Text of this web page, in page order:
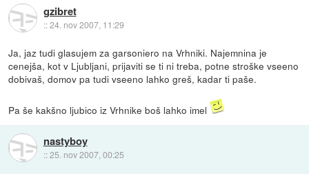
gzibret
::24. nov 2007, 11:29
Ja, jaz tudi glasujem za garsoniero na Vrhniki. Najemnina je
cenejša, kot v Ljubljani, prijaviti se ti ni treba, potne stroške vseeno
dobivaš, domov pa tudi vseeno lahko greš, kadar ti paše.
Pa še kakšno ljubico iz Vrhnike boš lahko imel
nastyboy
::25. nov 2007, 00:25